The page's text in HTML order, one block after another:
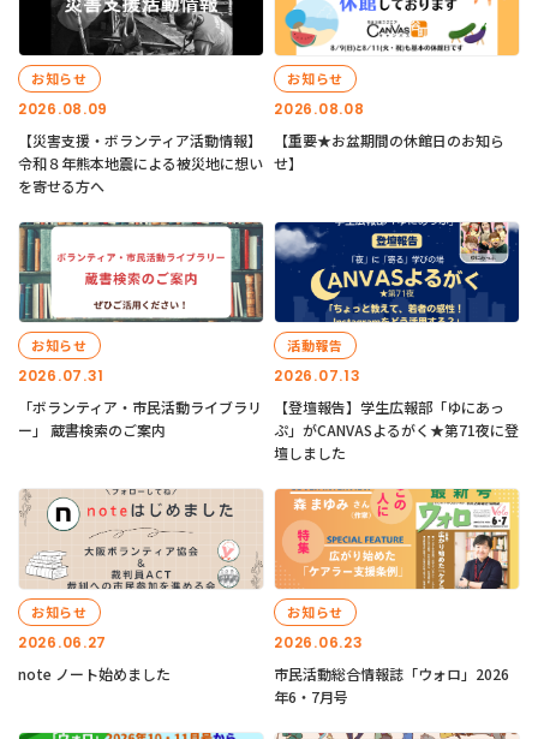
2026.08.09
お知らせ
【災害支援・ボランティア活動情報】
令和８年熊本地震による被災地に想い
を寄せる方へ
2026.08.08
お知らせ
【重要★お盆期間の休館日のお知ら
せ】
2026.07.31
お知らせ
「ボランティア・市民活動ライブラリ
ー」 蔵書検索のご案内
2026.07.13
活動報告
【登壇報告】学生広報部「ゆにあっ
ぷ」がCANVASよるがく★第71夜に登
壇しました
2026.06.27
お知らせ
note ノート始めました
2026.06.23
お知らせ
市民活動総合情報誌「ウォロ」2026
年6・7月号